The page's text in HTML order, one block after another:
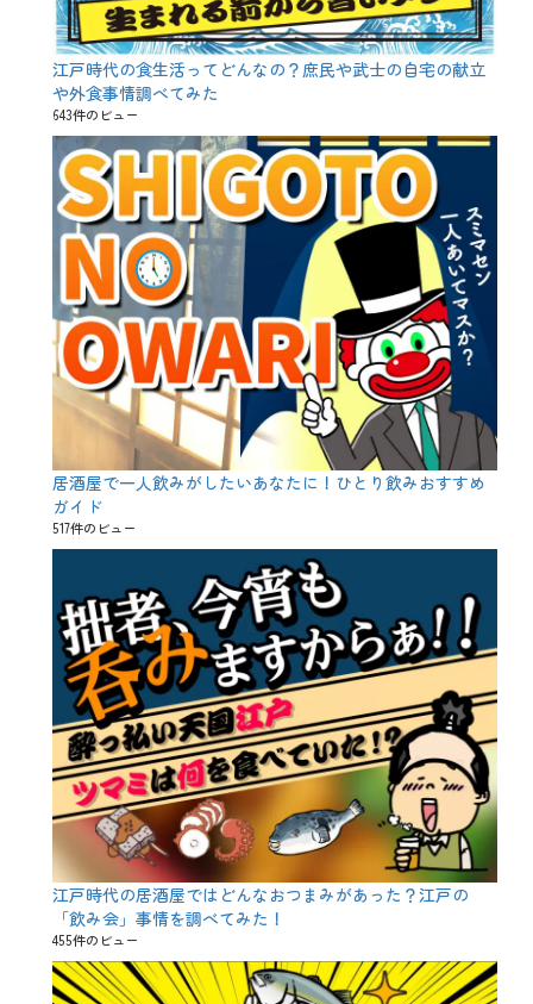
江戸時代の食生活ってどんなの？庶民や武士の自宅の献立
や外食事情調べてみた
643件のビュー
居酒屋で一人飲みがしたいあなたに！ひとり飲みおすすめ
ガイド
517件のビュー
江戸時代の居酒屋ではどんなおつまみがあった？江戸の
「飲み会」事情を調べてみた！
455件のビュー